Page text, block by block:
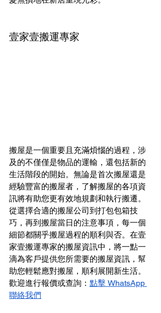
壹家壹搬運專家
搬屋是一個重要且充滿煩惱的過程，涉
及的不僅僅是物品的運輸，還包括新的
生活階段的開始。無論是首次搬屋還是
經驗豐富的搬屋者，了解搬屋的各項資
訊將有助您更有效地規劃和執行搬遷。
從選擇合適的搬屋公司到打包包箱技
巧，再到搬屋當日的注意事項，每一個
細節都關乎搬屋過程的順利與否。在壹
家壹搬運專家的搬屋資訊中，將一點一
滴為客戶提供您所需要的搬屋資訊，幫
助您輕鬆應對搬屋，順利展開新生活。
歡迎進行報價或查詢： 點擊 WhatsApp
聯絡我們